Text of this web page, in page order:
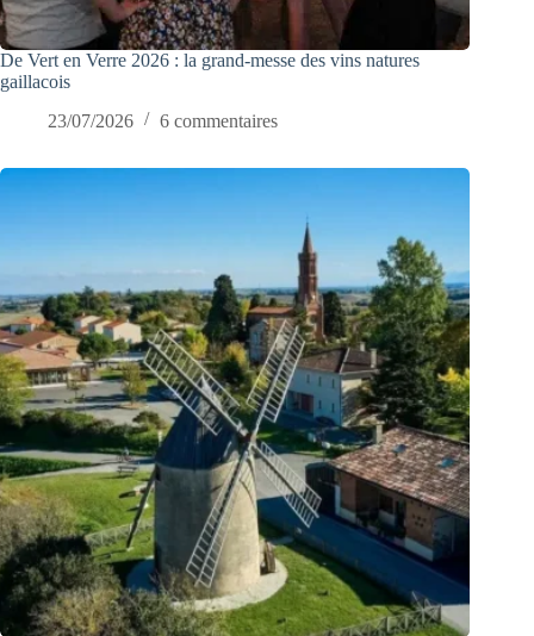
De Vert en Verre 2026 : la grand-messe des vins natures
gaillacois
23/07/2026
6 commentaires